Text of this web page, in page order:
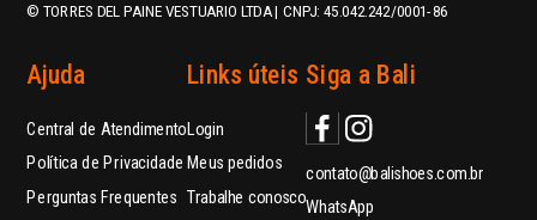
© TORRES DEL PAINE VESTUARIO LTDA | CNPJ: 45.042.242/0001-86
Ajuda
Central de Atendimento
Política de Privacidade
Perguntas Frequentes
Links úteis
Login
Meus pedidos
Trabalhe conosco
Siga a Bali
contato@balishoes.com.br
WhatsApp